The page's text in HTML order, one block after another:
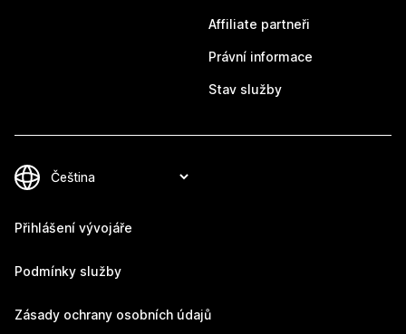
Affiliate partneři
Právní informace
Stav služby
Přihlášení vývojáře
Podmínky služby
Zásady ochrany osobních údajů